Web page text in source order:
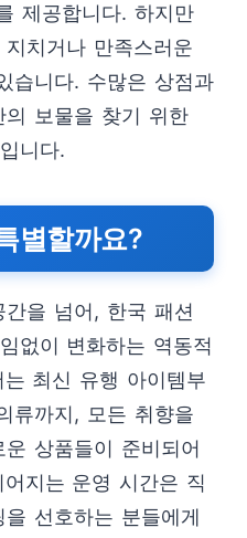
제공합니다. 하지만
치거나 만족스러운
습니다. 수많은 상점과
의 보물을 찾기 위한
니다.
별할까요?
을 넘어, 한국 패션
없이 변화하는 역동적
최신 유행 아이템부
류까지, 모든 취향을
상품들이 준비되어
지는 운영 시간은 직
선호하는 분들에게